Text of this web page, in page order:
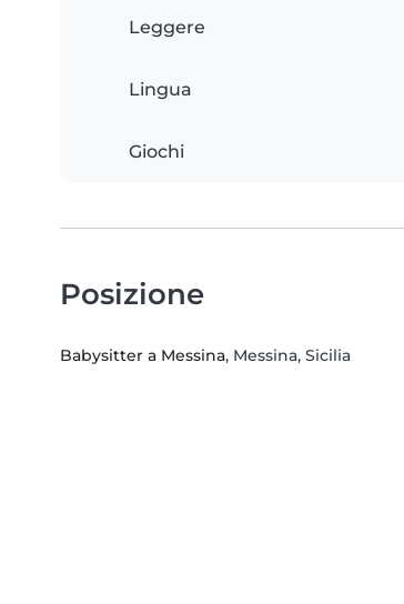
Leggere
Lingua
Giochi
Posizione
Babysitter a Messina, Messina, Sicilia